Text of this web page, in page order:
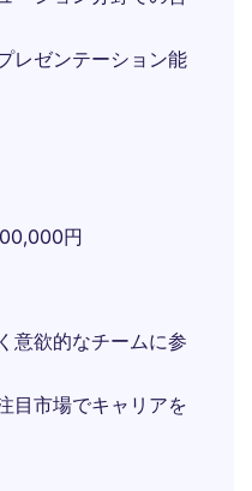
レゼンテーション能
円
意欲的なチームに参
目市場でキャリアを